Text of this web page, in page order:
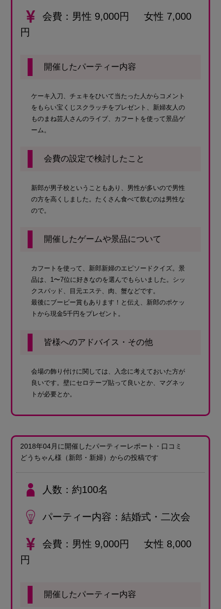
会費
男性 9,000円 女性 7,000
円
開催したパーティー内容
ケーキ入刀、チェキをひいて当たった人からコメント
をもらい宝くじスクラッチをプレゼント、新婦友人の
ものまね芸人さんのライブ、カフートを使って景品ゲ
ーム。
会費の設定で検討したこと
新郎が男子校ということもあり、男性が多いので男性
の方を高くしました。たくさん食べて飲むのは男性な
ので。
開催したゲームや景品について
カフートを使って、新郎新婦のエピソードクイズ。景
品は、1〜7位に好きなのを選んでもらいました。シッ
クスパッド、目元エステ、肉、蟹などです。
最後にブービー賞もあります！と伝え、新郎のポケッ
トから現金5千円をプレゼント。
皆様へのアドバイス・その他
会場の飾り付けに関しては、入念に考えておいた方が
良いです。壁にセロテープ貼って良いとか、マグネッ
トが必要とか。
2018年04月に開催したパーティーレポート・口コミ
どうちゃん様 （新郎・新婦） からの投稿です
人数 約100名
パーティー内容 結婚式・二次会
会費
男性 9,000円 女性 8,000
円
開催したパーティー内容